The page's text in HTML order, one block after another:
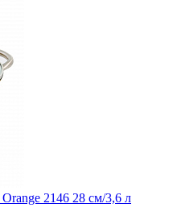
2146 28 см/3,6 л